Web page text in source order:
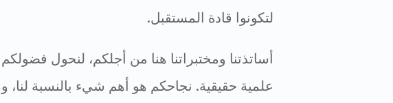
لتكونوا قادة المستقبل.
أساتذتنا ومختبراتنا هنا من أجلكم، لنحول
علمية حقيقية. نجاحكم هو أهم شيء بالنسبة لنا،